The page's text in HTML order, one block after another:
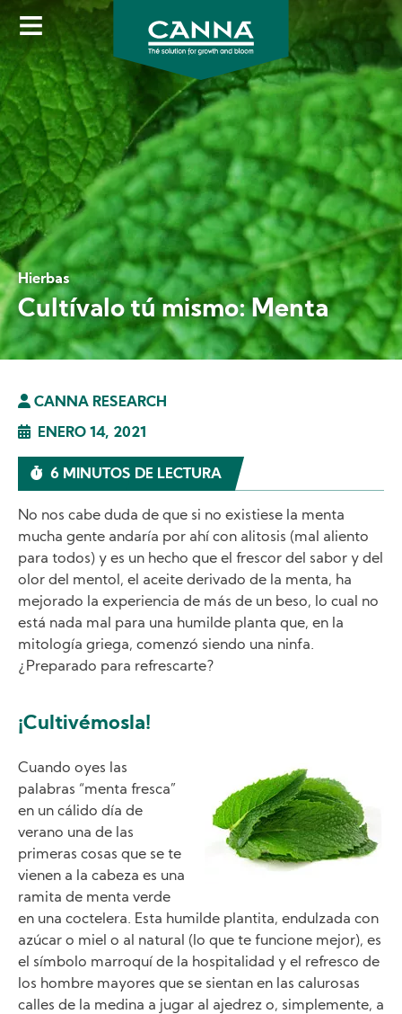
Skip
main
content
Hierbas
Cultívalo tú mismo: Menta
CANNA RESEARCH
ENERO 14, 2021
6 MINUTOS DE LECTURA
No nos cabe duda de que si no existiese la menta
mucha gente andaría por ahí con alitosis (mal aliento
para todos) y es un hecho que el frescor del sabor y del
olor del mentol, el aceite derivado de la menta, ha
mejorado la experiencia de más de un beso, lo cual no
está nada mal para una humilde planta que, en la
mitología griega, comenzó siendo una ninfa.
¿Preparado para refrescarte?
¡Cultivémosla!
Cuando oyes las
palabras “menta fresca”
en un cálido día de
verano una de las
primeras cosas que se te
vienen a la cabeza es una
ramita de menta verde
en una coctelera. Esta humilde plantita, endulzada con
azúcar o miel o al natural (lo que te funcione mejor), es
el símbolo marroquí de la hospitalidad y el refresco de
los hombre mayores que se sientan en las calurosas
calles de la medina a jugar al ajedrez o, simplemente, a